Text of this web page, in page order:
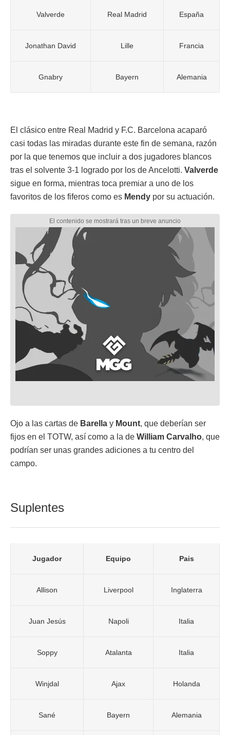
Valverde Real Madrid España
Jonathan David Lille Francia
Gnabry Bayern Alemania
El clásico entre Real Madrid y F.C. Barcelona acaparó
casi todas las miradas durante este fin de semana, razón
por la que tenemos que incluir a dos jugadores blancos
tras el solvente 3-1 logrado por los de Ancelotti. Valverde
sigue en forma, mientras toca premiar a uno de los
favoritos de los fiferos como es Mendy por su actuación.
Ojo a las cartas de Barella y Mount, que deberían ser
fijos en el TOTW, así como a la de William Carvalho, que
podrían ser unas grandes adiciones a tu centro del
campo.
Suplentes
Jugador Equipo Pais
Allison Liverpool Inglaterra
Juan Jesús Napoli Italia
Soppy Atalanta Italia
Winjdal Ajax Holanda
Sané Bayern Alemania